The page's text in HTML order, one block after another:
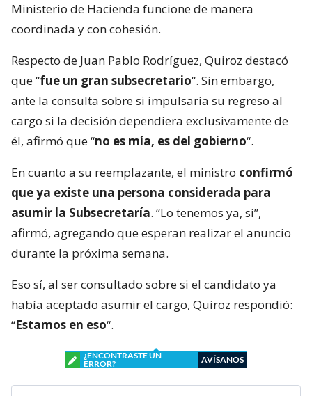
Ministerio de Hacienda funcione de manera
coordinada y con cohesión.
Respecto de Juan Pablo Rodríguez, Quiroz destacó
que “fue un gran subsecretario“. Sin embargo,
ante la consulta sobre si impulsaría su regreso al
cargo si la decisión dependiera exclusivamente de
él, afirmó que “no es mía, es del gobierno“.
En cuanto a su reemplazante, el ministro confirmó
que ya existe una persona considerada para
asumir la Subsecretaría. “Lo tenemos ya, sí”,
afirmó, agregando que esperan realizar el anuncio
durante la próxima semana.
Eso sí, al ser consultado sobre si el candidato ya
había aceptado asumir el cargo, Quiroz respondió:
“Estamos en eso“.
¿ENCONTRASTE UN
ERROR?
AVÍSANOS